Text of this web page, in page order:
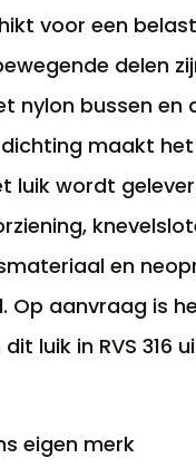
voor een
delen
nylon bussen en
maakt
luik wordt
en
Op aanvraag is
luik in RVS 316
eigen merk